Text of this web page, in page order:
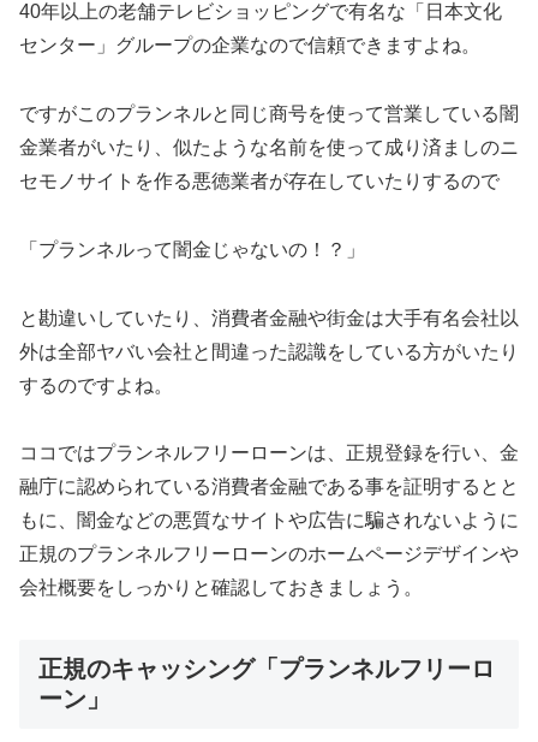
40年以上の老舗テレビショッピングで有名な「日本文化
センター」グループの企業なので信頼できますよね。
ですがこのプランネルと同じ商号を使って営業している闇
金業者がいたり、似たような名前を使って成り済ましのニ
セモノサイトを作る悪徳業者が存在していたりするので
「プランネルって闇金じゃないの！？」
と勘違いしていたり、消費者金融や街金は大手有名会社以
外は全部ヤバい会社と間違った認識をしている方がいたり
するのですよね。
ココではプランネルフリーローンは、正規登録を行い、金
融庁に認められている消費者金融である事を証明するとと
もに、闇金などの悪質なサイトや広告に騙されないように
正規のプランネルフリーローンのホームページデザインや
会社概要をしっかりと確認しておきましょう。
正規のキャッシング「プランネルフリーロ
ーン」